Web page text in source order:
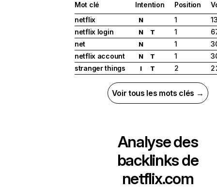
Mot clé Intention Position
netflix
N 1
netflix login
N T 1
net
N 1
netflix account
N T 1
stranger things
I T 2 2
Voir tous les mots clés →
Analyse des
backlinks de
netflix.com